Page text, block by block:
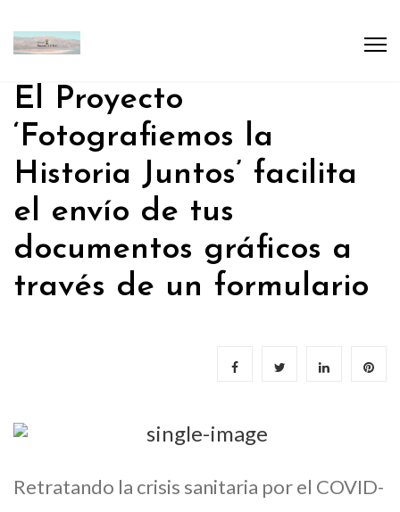
El Proyecto
‘Fotografiemos la
Historia Juntos’ facilita
el envío de tus
documentos gráficos a
través de un formulario
Retratando la crisis sanitaria por el COVID-